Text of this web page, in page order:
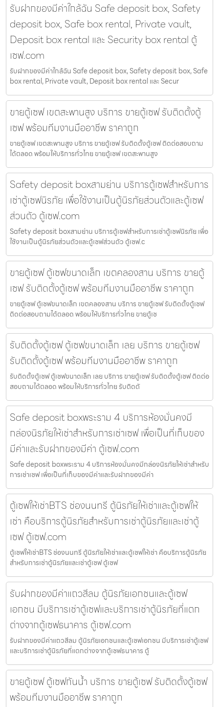
รับฝากของมีค่าใกล้ฉัน Safe deposit box, Safety
deposit box, Safe box rental, Private vault,
Deposit box rental และ Security box rental ตู้
เซฟ.com
รับฝากของมีค่าใกล้ฉัน Safe deposit box, Safety deposit box, Safe
box rental, Private vault, Deposit box rental และ Secur
ขายตู้เซฟ เขตสะพานสูง บริการ ขายตู้เซฟ รับติดตั้งตู้
เซฟ พร้อมทีมงานมืออาชีพ ราคาถูก
ขายตู้เซฟ เขตสะพานสูง บริการ ขายตู้เซฟ รับติดตั้งตู้เซฟ ติดต่อสอบถาม
ได้ตลอด พร้อมให้บริการทั่วไทย ขายตู้เซฟ เขตสะพานสูง
Safety deposit boxสามย่าน บริการตู้เซฟสำหรับการ
เช่าตู้เซฟนิรภัย เพื่อใช้งานเป็นตู้นิรภัยส่วนตัวและตู้เซฟ
ส่วนตัว ตู้เซฟ.com
Safety deposit boxสามย่าน บริการตู้เซฟสำหรับการเช่าตู้เซฟนิรภัย เพื่อ
ใช้งานเป็นตู้นิรภัยส่วนตัวและตู้เซฟส่วนตัว ตู้เซฟ.c
ขายตู้เซฟ ตู้เซฟขนาดเล็ก เขตคลองสาน บริการ ขายตู้
เซฟ รับติดตั้งตู้เซฟ พร้อมทีมงานมืออาชีพ ราคาถูก
ขายตู้เซฟ ตู้เซฟขนาดเล็ก เขตคลองสาน บริการ ขายตู้เซฟ รับติดตั้งตู้เซฟ
ติดต่อสอบถามได้ตลอด พร้อมให้บริการทั่วไทย ขายตู้เซ
รับติดตั้งตู้เซฟ ตู้เซฟขนาดเล็ก เลย บริการ ขายตู้เซฟ
รับติดตั้งตู้เซฟ พร้อมทีมงานมืออาชีพ ราคาถูก
รับติดตั้งตู้เซฟ ตู้เซฟขนาดเล็ก เลย บริการ ขายตู้เซฟ รับติดตั้งตู้เซฟ ติดต่อ
สอบถามได้ตลอด พร้อมให้บริการทั่วไทย รับติดตั
Safe deposit boxพระราม 4 บริการห้องมั่นคงมี
กล่องนิรภัยให้เช่าสำหรับการเช่าเซฟ เพื่อเป็นที่เก็บของ
มีค่าและรับฝากของมีค่า ตู้เซฟ.com
Safe deposit boxพระราม 4 บริการห้องมั่นคงมีกล่องนิรภัยให้เช่าสำหรับ
การเช่าเซฟ เพื่อเป็นที่เก็บของมีค่าและรับฝากของมีค่า
ตู้เซฟให้เช่าBTS ช่องนนทรี ตู้นิรภัยให้เช่าและตู้เซฟให้
เช่า คือบริการตู้นิรภัยสำหรับการเช่าตู้นิรภัยและเช่าตู้
เซฟ ตู้เซฟ.com
ตู้เซฟให้เช่าBTS ช่องนนทรี ตู้นิรภัยให้เช่าและตู้เซฟให้เช่า คือบริการตู้นิรภัย
สำหรับการเช่าตู้นิรภัยและเช่าตู้เซฟ ตู้เซฟ
รับฝากของมีค่าแถวสีลม ตู้นิรภัยเอกชนและตู้เซฟ
เอกชน มีบริการเช่าตู้เซฟและบริการเช่าตู้นิรภัยที่แตก
ต่างจากตู้เซฟธนาคาร ตู้เซฟ.com
รับฝากของมีค่าแถวสีลม ตู้นิรภัยเอกชนและตู้เซฟเอกชน มีบริการเช่าตู้เซฟ
และบริการเช่าตู้นิรภัยที่แตกต่างจากตู้เซฟธนาคาร ตู้
ขายตู้เซฟ ตู้เซฟกันน้ำ บริการ ขายตู้เซฟ รับติดตั้งตู้เซฟ
พร้อมทีมงานมืออาชีพ ราคาถูก